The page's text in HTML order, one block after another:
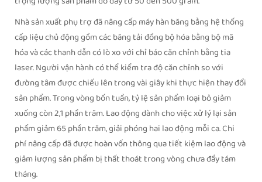
Nhà sản xuất phụ trợ đã nâng cấp máy hàn băng bằng hệ thống
cấp liệu chủ động gồm các băng tải đồng bộ hóa bằng bộ mã
hóa và các thanh dẫn có lò xo với chỉ báo căn chỉnh bằng tia
laser. Người vận hành có thể kiểm tra độ căn chỉnh so với
đường tâm được chiếu lên trong vài giây khi thực hiện thay đổi
sản phẩm. Trong vòng bốn tuần, tỷ lệ sản phẩm loại bỏ giảm
xuống còn 2,1 phần trăm. Lao động dành cho việc xử lý lại sản
phẩm giảm 65 phần trăm, giải phóng hai lao động mỗi ca. Chi
phí nâng cấp đã được hoàn vốn thông qua tiết kiệm lao động và
giảm lượng sản phẩm bị thất thoát trong vòng chưa đầy tám
tháng.